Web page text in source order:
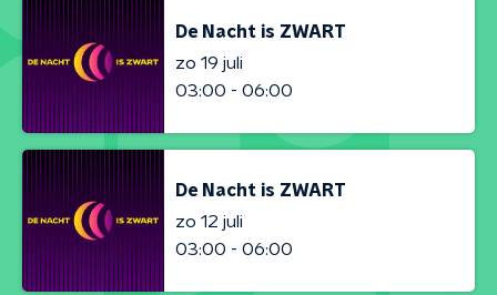
De Nacht is ZWART
zo 19 juli
03:00 - 06:00
De Nacht is ZWART
zo 12 juli
03:00 - 06:00